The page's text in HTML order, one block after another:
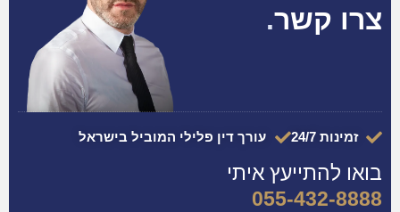
צרו קשר.
זמינות 24/7 עורך דין פלילי המוביל בישראל
בואו להתייעץ איתי
055-432-8888